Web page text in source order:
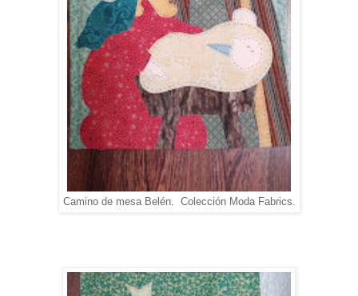
Camino de mesa Belén. Colección Moda Fabrics.